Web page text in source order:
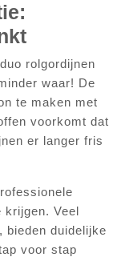
rolgordijnen
waar! De
te maken met
voorkomt dat
er langer fris
Veel
, bieden duidelijke
voor stap